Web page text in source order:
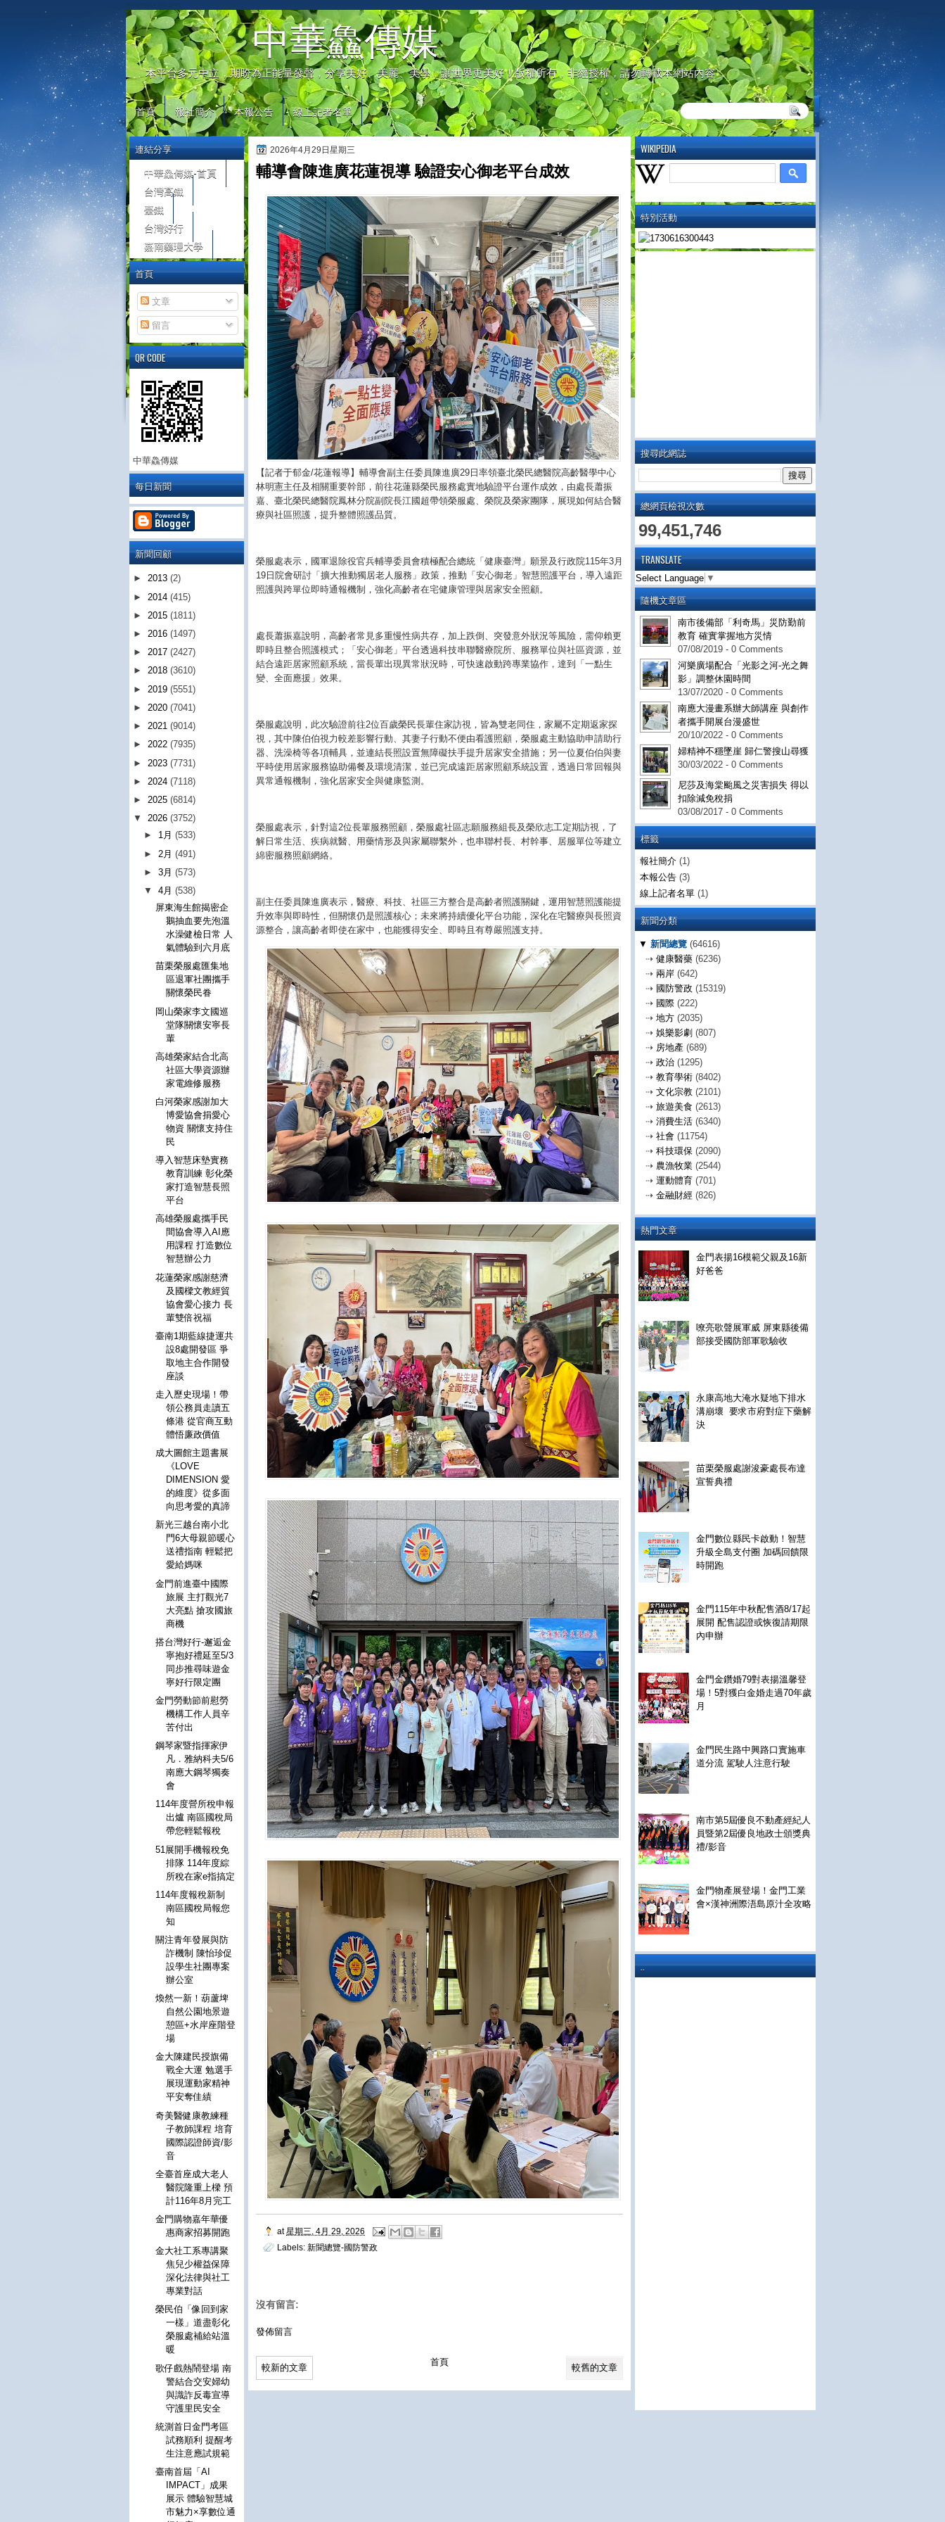
中華鱻傳媒
本平台多元中立，期盼為正能量發聲，分享美好、美麗、美學，讓世界更美好！版權所有，非經授權，請勿轉載本網站內容
首頁 報社簡介 本報公告 線上記者名單
WIKIPEDIA
特別活動
搜尋此網誌
總網頁檢視次數
99,451,746
TRANSLATE
Select Language ▼
隨機文章區
南市後備部「利奇馬」災防勤前
教育 確實掌握地方災情
07/08/2019 - 0 Comments
河樂廣場配合「光影之河-光之舞
影」調整休園時間
13/07/2020 - 0 Comments
南應大漫畫系辦大師講座 與創作
者攜手開展台漫盛世
20/10/2022 - 0 Comments
婦精神不穩墜崖 歸仁警搜山尋獲
30/03/2022 - 0 Comments
尼莎及海棠颱風之災害損失 得以
扣除減免稅捐
03/08/2017 - 0 Comments
標籤
報社簡介 (1)
本報公告 (3)
線上記者名單 (1)
新聞分類
▼ 新聞總覽 (64616)
⇢ 健康醫藥 (6236)
⇢ 兩岸 (642)
⇢ 國防警政 (15319)
⇢ 國際 (222)
⇢ 地方 (2035)
⇢ 娛樂影劇 (807)
⇢ 房地產 (689)
⇢ 政治 (1295)
⇢ 教育學術 (8402)
⇢ 文化宗教 (2101)
⇢ 旅遊美食 (2613)
⇢ 消費生活 (6340)
⇢ 社會 (11754)
⇢ 科技環保 (2090)
⇢ 農漁牧業 (2544)
⇢ 運動體育 (701)
⇢ 金融財經 (826)
熱門文章
金門表揚16模範父親及16新
好爸爸
嘹亮歌聲展軍威 屏東縣後備
部接受國防部軍歌驗收
永康高地大淹水疑地下排水
溝崩壞 要求市府對症下藥解
決
苗栗榮服處謝浚豪處長布達
宣誓典禮
金門數位縣民卡啟動！智慧
升級全島支付圈 加碼回饋限
時開跑
金門115年中秋配售酒8/17起
展開 配售認證或恢復請期限
內申辦
金門金鑽婚79對表揚溫馨登
場！5對獲白金婚走過70年歲
月
金門民生路中興路口實施車
道分流 駕駛人注意行駛
南市第5屆優良不動產經紀人
員暨第2屆優良地政士頒獎典
禮/影音
金門物產展登場！金門工業
會×漢神洲際浯島原汁全攻略
..
2026年4月29日星期三
輔導會陳進廣花蓮視導 驗證安心御老平台成效
【記者于郁金/花蓮報導】輔導會副主任委員陳進廣29日率領臺北榮民總醫院高齡醫學中心
林明憲主任及相關重要幹部，前往花蓮縣榮民服務處實地驗證平台運作成效，由處長蕭振
嘉、臺北榮民總醫院鳳林分院副院長江國超帶領榮服處、榮院及榮家團隊，展現如何結合醫
療與社區照護，提升整體照護品質。
榮服處表示，國軍退除役官兵輔導委員會積極配合總統「健康臺灣」願景及行政院115年3月
19日院會研討「擴大推動獨居老人服務」政策，推動「安心御老」智慧照護平台，導入遠距
照護與跨單位即時通報機制，強化高齡者在宅健康管理與居家安全照顧。
處長蕭振嘉說明，高齡者常見多重慢性病共存，加上跌倒、突發意外狀況等風險，需仰賴更
即時且整合照護模式；「安心御老」平台透過科技串聯醫療院所、服務單位與社區資源，並
結合遠距居家照顧系統，當長輩出現異常狀況時，可快速啟動跨專業協作，達到「一點生
變、全面應援」效果。
榮服處說明，此次驗證前往2位百歲榮民長輩住家訪視，皆為雙老同住，家屬不定期返家探
視，其中陳伯伯視力較差影響行動、其妻子行動不便由看護照顧，榮服處主動協助申請助行
器、洗澡椅等各項輔具，並連結長照設置無障礙扶手提升居家安全措施；另一位夏伯伯與妻
平時使用居家服務協助備餐及環境清潔，並已完成遠距居家照顧系統設置，透過日常回報與
異常通報機制，強化居家安全與健康監測。
榮服處表示，針對這2位長輩服務照顧，榮服處社區志願服務組長及榮欣志工定期訪視，了
解日常生活、疾病就醫、用藥情形及與家屬聯繫外，也串聯村長、村幹事、居服單位等建立
綿密服務照顧網絡。
副主任委員陳進廣表示，醫療、科技、社區三方整合是高齡者照護關鍵，運用智慧照護能提
升效率與即時性，但關懷仍是照護核心；未來將持續優化平台功能，深化在宅醫療與長照資
源整合，讓高齡者即使在家中，也能獲得安全、即時且有尊嚴照護支持。
at 星期三, 4月 29, 2026
Labels: 新聞總覽-國防警政
沒有留言:
發佈留言
較新的文章 較舊的文章
首頁
連結分享
中華鱻傳媒-首頁
台灣高鐵
臺鐵
台灣好行
嘉南藥理大學
首頁
文章
留言
QR CODE
中華鱻傳媒
每日新聞
新聞回顧
► 2013 (2)
► 2014 (415)
► 2015 (1811)
► 2016 (1497)
► 2017 (2427)
► 2018 (3610)
► 2019 (5551)
► 2020 (7041)
► 2021 (9014)
► 2022 (7935)
► 2023 (7731)
► 2024 (7118)
► 2025 (6814)
▼ 2026 (3752)
► 1月(533)
► 2月(491)
►3月(573)
▼4月(538)
屏東海生館揭密企
鵝抽血要先泡溫
水澡健檢日常 人
氣體驗到六月底
苗栗榮服處匯集地
區退軍社團攜手
關懷榮民眷
岡山榮家李文國巡
堂隊關懷安寧長
輩
高雄榮家結合北高
社區大學資源辦
家電維修服務
白河榮家感謝加大
博愛協會捐愛心
物資 關懷支持住
民
導入智慧床墊實務
教育訓練 彰化榮
家打造智慧長照
平台
高雄榮服處攜手民
間協會導入AI應
用課程 打造數位
智慧辦公力
花蓮榮家感謝慈濟
及國樑文教經貿
協會愛心接力 長
輩雙倍祝福
臺南1期藍線捷運共
設8處開發區 爭
取地主合作開發
座談
走入歷史現場！帶
領公務員走讀五
條港 從官商互動
體悟廉政價值
成大圖館主題書展
《LOVE
DIMENSION 愛
的維度》從多面
向思考愛的真諦
新光三越台南小北
門6大母親節暖心
送禮指南 輕鬆把
愛給媽咪
金門前進臺中國際
旅展 主打觀光7
大亮點 搶攻國旅
商機
搭台灣好行-邂逅金
寧抱好禮延至5/3
同步推尋味遊金
寧好行限定團
金門勞動節前慰勞
機構工作人員辛
苦付出
鋼琴家暨指揮家伊
凡．雅納科夫5/6
南應大鋼琴獨奏
會
114年度營所稅申報
出爐 南區國稅局
帶您輕鬆報稅
51展開手機報稅免
排隊 114年度綜
所稅在家e指搞定
114年度報稅新制
南區國稅局報您
知
關注青年發展與防
詐機制 陳怡珍促
設學生社團專案
辦公室
煥然一新！葫蘆埤
自然公園地景遊
憩區+水岸座階登
場
金大陳建民授旗備
戰全大運 勉選手
展現運動家精神
平安奪佳績
奇美醫健康教練種
子教師課程 培育
國際認證師資/影
音
全臺首座成大老人
醫院隆重上樑 預
計116年8月完工
金門購物嘉年華優
惠商家招募開跑
金大社工系專講聚
焦兒少權益保障
深化法律與社工
專業對話
榮民伯「像回到家
一樣」道盡彰化
榮服處補給站溫
暖
歌仔戲熱鬧登場 南
警結合交安婦幼
與識詐反毒宣導
守護里民安全
統測首日金門考區
試務順利 提醒考
生注意應試規範
臺南首屆「AI
IMPACT」成果
展示 體驗智慧城
市魅力×享數位通